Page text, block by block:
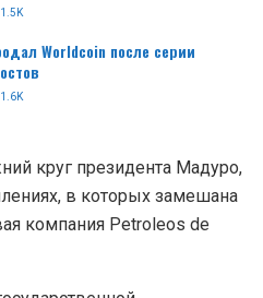
1.5K
Worldcoin после серии
1.6K
круг президента Мадуро,
в которых замешана
компания Petroleos de